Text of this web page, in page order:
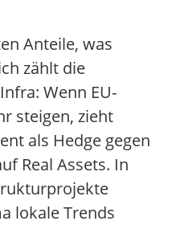
Anteile, was
zählt die
Wenn EU-
steigen, zieht
als Hedge gegen
Real Assets. In
lokale Trends